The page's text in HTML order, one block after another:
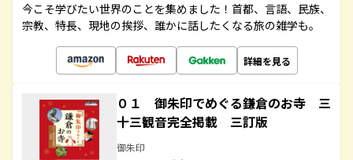
今こそ学びたい世界のことを集めました！首都、言語、民族、
宗教、特長、現地の挨拶、誰かに話したくなる旅の雑学も。
詳細を見る
０１ 御朱印でめぐる鎌倉のお寺 三
十三観音完全掲載 三訂版
御朱印